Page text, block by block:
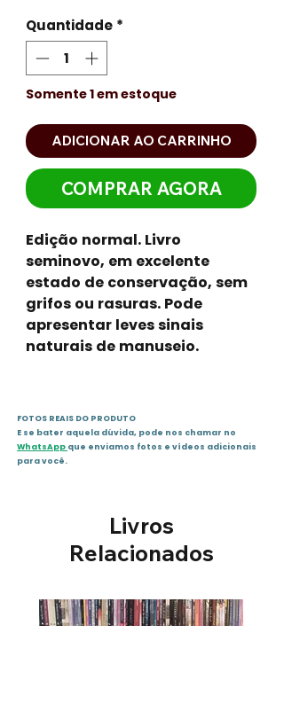
Quantidade *
Somente 1 em estoque
ADICIONAR AO CARRINHO
COMPRAR AGORA
Edição normal. Livro
seminovo, em excelente
estado de conservação, sem
grifos ou rasuras. Pode
apresentar leves sinais
naturais de manuseio.
FOTOS REAIS DO PRODUTO
E se bater aquela dúvida, pode nos chamar no
WhatsApp que enviamos fotos e vídeos adicionais
para você.
Livros
Relacionados